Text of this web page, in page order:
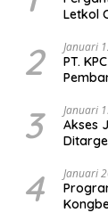
Letkol
2 Januari
PT.
3 Januari
Akses
4 Januari